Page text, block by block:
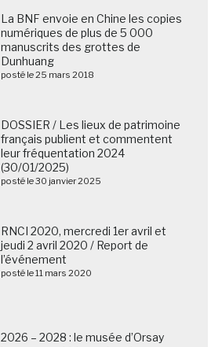
La BNF envoie en Chine les copies
numériques de plus de 5 000
manuscrits des grottes de
Dunhuang
posté le 25 mars 2018
DOSSIER / Les lieux de patrimoine
français publient et commentent
leur fréquentation 2024
(30/01/2025)
posté le 30 janvier 2025
RNCI 2020, mercredi 1er avril et
jeudi 2 avril 2020 / Report de
l’événement
posté le 11 mars 2020
2026 – 2028 : le musée d’Orsay